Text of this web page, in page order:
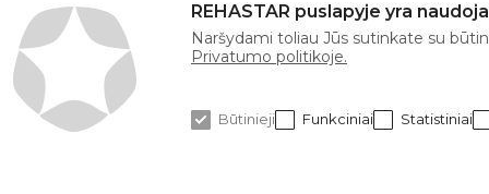
kodas: 73000, SWIFT: HABALT22
POLA kortelė
REHASTAR puslapyje yra
Naršydami toliau Jūs sutinkate su
Privatumo politikoje.
Būtinieji Funkciniai Statistiniai